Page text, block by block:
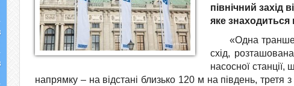
північний захід
яке знаходиться
«Одна
схід,
насосної
напрямку – на відстані близько 120 м на південь, третя